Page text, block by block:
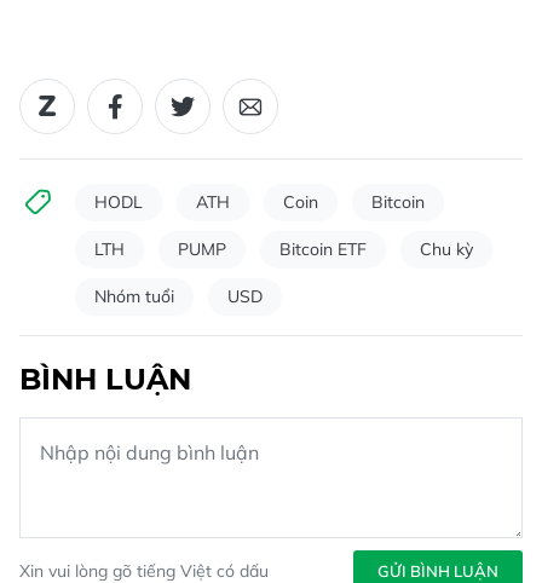
HODL ATH Coin Bitcoin
LTH PUMP Bitcoin ETF Chu kỳ
Nhóm tuổi USD
BÌNH LUẬN
Xin vui lòng gõ tiếng Việt có dấu GỬI BÌNH LUẬN